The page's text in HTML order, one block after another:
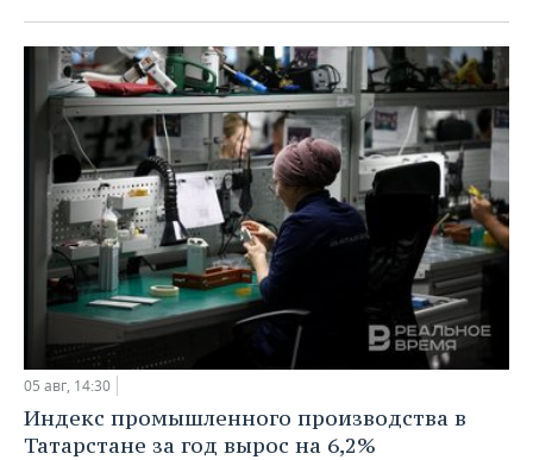
05 авг, 14:30
Индекс промышленного производства в
Татарстане за год вырос на 6,2%